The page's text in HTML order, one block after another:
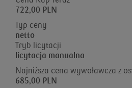
722,00 PLN
Typ ceny
netto
Tryb licytacji
licytacja manualna
Najniższa cena wywoławcza z
685,00 PLN